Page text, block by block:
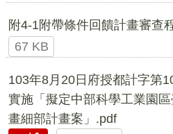
附4-1附帶條件回饋計畫審查
67 KB
103年8月20日府授都計字第
實施「擬定中部科學工業園
畫細部計畫案」.pdf